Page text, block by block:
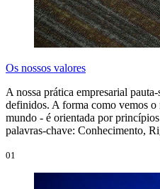
Os nossos valores
A nossa prática empresarial
definidos. A forma como vemos
mundo - é orientada por
palavras-chave: Conhecimento,
01